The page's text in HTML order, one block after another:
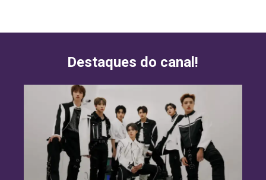
Destaques do canal!